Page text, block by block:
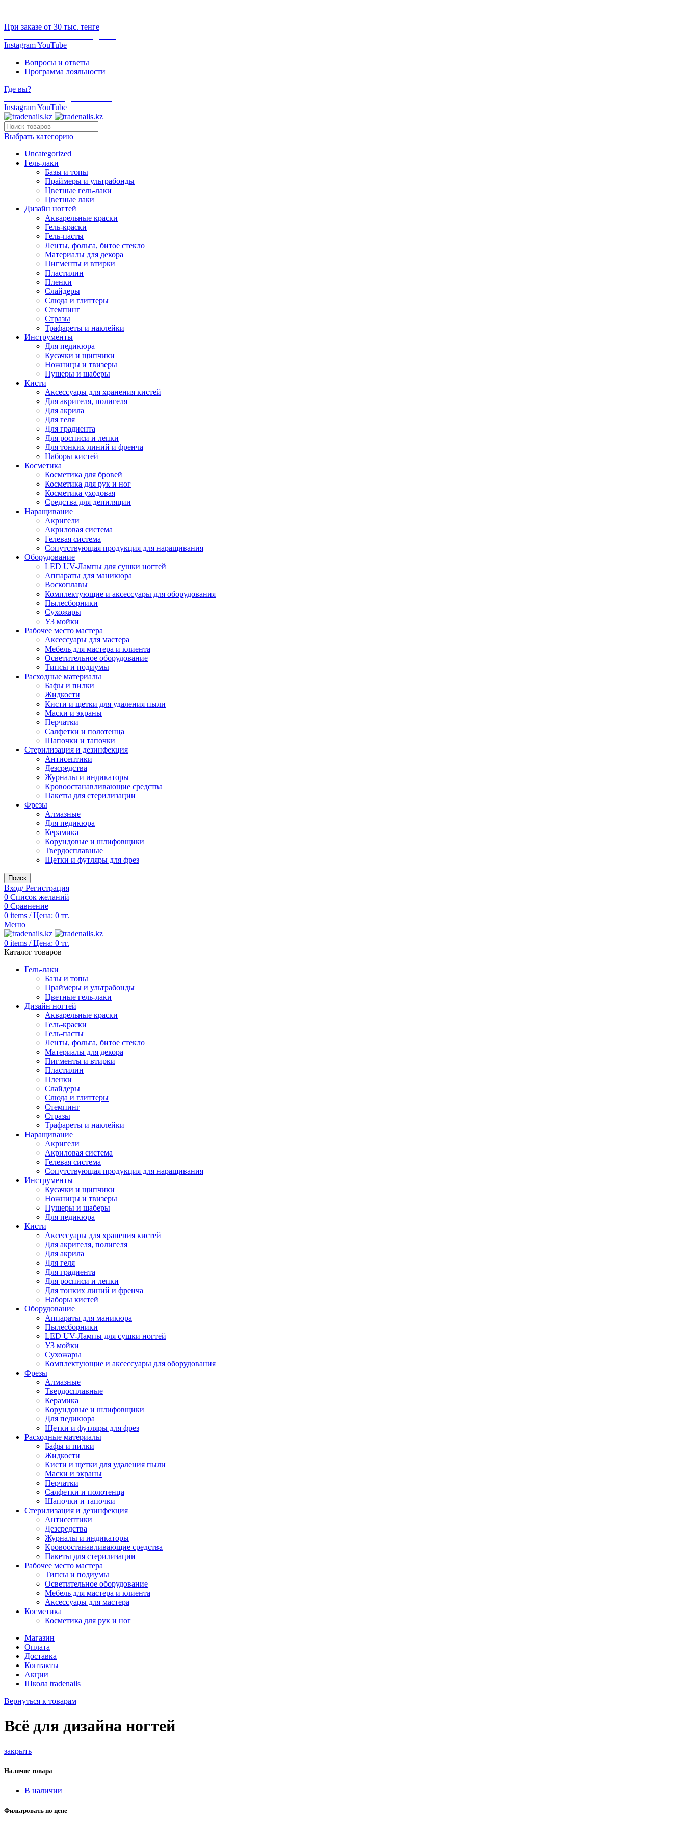
При заказе от 30 тыс. тенге
InstagramYouTube
Вопросы и ответы
Программа лояльности
Где вы?
InstagramYouTube
Выбрать категорию
Uncategorized
Гель-лаки
Базы и топы
Праймеры и ультрабонды
Цветные гель-лаки
Цветные лаки
Дизайн ногтей
Акварельные краски
Гель-краски
Гель-пасты
Ленты, фольга, битое стекло
Материалы для декора
Пигменты и втирки
Пластилин
Пленки
Слайдеры
Слюда и глиттеры
Стемпинг
Стразы
Трафареты и наклейки
Инструменты
Для педикюра
Кусачки и щипчики
Ножницы и твизеры
Пушеры и шаберы
Кисти
Аксессуары для хранения кистей
Для акригеля, полигеля
Для акрила
Для геля
Для градиента
Для росписи и лепки
Для тонких линий и френча
Наборы кистей
Косметика
Косметика для бровей
Косметика для рук и ног
Косметика уходовая
Средства для депиляции
Наращивание
Акригели
Акриловая система
Гелевая система
Сопутствующая продукция для наращивания
Оборудование
LED UV-Лампы для сушки ногтей
Аппараты для маникюра
Воскоплавы
Комплектующие и аксессуары для оборудования
Пылесборники
Сухожары
УЗ мойки
Рабочее место мастера
Аксессуары для мастера
Мебель для мастера и клиента
Осветительное оборудование
Типсы и подиумы
Расходные материалы
Бафы и пилки
Жидкости
Кисти и щетки для удаления пыли
Маски и экраны
Перчатки
Салфетки и полотенца
Шапочки и тапочки
Стерилизация и дезинфекция
Антисептики
Дезсредства
Журналы и индикаторы
Кровоостанавливающие средства
Пакеты для стерилизации
Фрезы
Алмазные
Для педикюра
Керамика
Корундовые и шлифовщики
Твердосплавные
Щетки и футляры для фрез
Поиск
Вход/ Регистрация
0 Список желаний
0 Сравнение
0 items / Цена: 0 тг.
Меню
0 items / Цена: 0 тг.
Каталог товаров
Гель-лаки
Базы и топы
Праймеры и ультрабонды
Цветные гель-лаки
Дизайн ногтей
Акварельные краски
Гель-краски
Гель-пасты
Ленты, фольга, битое стекло
Материалы для декора
Пигменты и втирки
Пластилин
Пленки
Слайдеры
Слюда и глиттеры
Стемпинг
Стразы
Трафареты и наклейки
Наращивание
Акригели
Акриловая система
Гелевая система
Сопутствующая продукция для наращивания
Инструменты
Кусачки и щипчики
Ножницы и твизеры
Пушеры и шаберы
Для педикюра
Кисти
Аксессуары для хранения кистей
Для акригеля, полигеля
Для акрила
Для геля
Для градиента
Для росписи и лепки
Для тонких линий и френча
Наборы кистей
Оборудование
Аппараты для маникюра
Пылесборники
LED UV-Лампы для сушки ногтей
УЗ мойки
Сухожары
Комплектующие и аксессуары для оборудования
Фрезы
Алмазные
Твердосплавные
Керамика
Корундовые и шлифовщики
Для педикюра
Щетки и футляры для фрез
Расходные материалы
Бафы и пилки
Жидкости
Кисти и щетки для удаления пыли
Маски и экраны
Перчатки
Салфетки и полотенца
Шапочки и тапочки
Стерилизация и дезинфекция
Антисептики
Дезсредства
Журналы и индикаторы
Кровоостанавливающие средства
Пакеты для стерилизации
Рабочее место мастера
Типсы и подиумы
Осветительное оборудование
Мебель для мастера и клиента
Аксессуары для мастера
Косметика
Косметика для рук и ног
Магазин
Оплата
Доставка
Контакты
Акции
Школа tradenails
Вернуться к товарам
Всё для дизайна ногтей
закрыть
Наличие товара
В наличии
Фильтровать по цене